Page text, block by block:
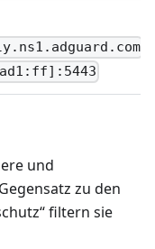
und
zu den
filtern sie